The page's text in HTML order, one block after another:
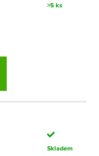
>5 ks
Skladem